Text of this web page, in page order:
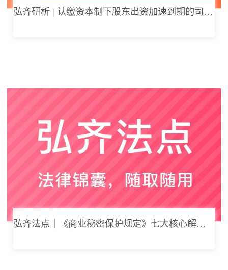
弘齐研析 | 认缴资本制下股东出资加速到期的司法边界与例外体系
弘齐法点｜《商业秘密保护规定》七大核心解读，浅谈企业商业秘密合规管理新思路